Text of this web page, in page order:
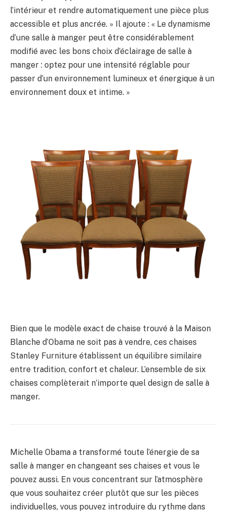
l’intérieur et rendre automatiquement une pièce plus
accessible et plus ancrée. » Il ajoute : « Le dynamisme
d’une salle à manger peut être considérablement
modifié avec les bons choix d’éclairage de salle à
manger : optez pour une intensité réglable pour
passer d’un environnement lumineux et énergique à un
environnement doux et intime. »
Bien que le modèle exact de chaise trouvé à la Maison
Blanche d’Obama ne soit pas à vendre, ces chaises
Stanley Furniture établissent un équilibre similaire
entre tradition, confort et chaleur. L’ensemble de six
chaises complèterait n’importe quel design de salle à
manger.
Michelle Obama a transformé toute l’énergie de sa
salle à manger en changeant ses chaises et vous le
pouvez aussi. En vous concentrant sur l’atmosphère
que vous souhaitez créer plutôt que sur les pièces
individuelles, vous pouvez introduire du rythme dans